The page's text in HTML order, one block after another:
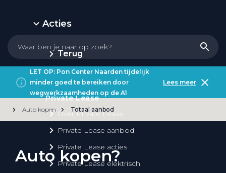
Acties
Terug
Private Lease
Over Private Lease
Private Lease aanbod
Private Lease acties
Private Lease elektrisch
LET OP: Pon Center Naarden tijdelijk
minder goed te bereiken door
wegwerkzaamheden op de A1
Lees meer
Auto kopen Totaal aanbod
Auto kopen?